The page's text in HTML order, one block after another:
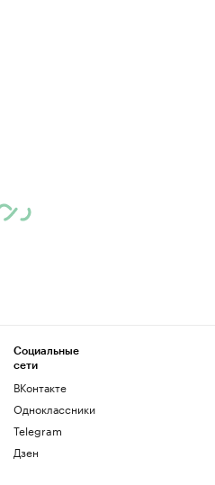
Социальные
сети
ВКонтакте
Одноклассники
Telegram
Дзен